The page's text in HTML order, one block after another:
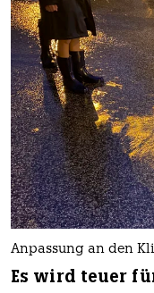
Anpassung an den
Es wird teuer